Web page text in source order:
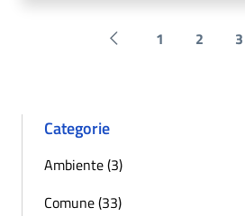
Pagina precedente
1 2 3
Categorie
Ambiente (3)
Comune (33)